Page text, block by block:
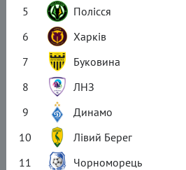
5
Полісся
6
Харків
7
Буковина
8
ЛНЗ
9
Динамо
10
Лівий Берег
11
Чорноморець